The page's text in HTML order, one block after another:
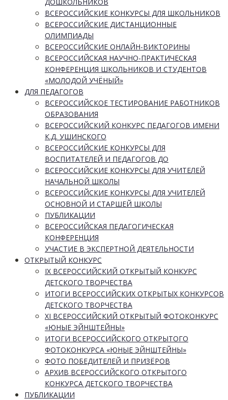
ВСЕРОССИЙСКИЕ КОНКУРСЫ ДЛЯ ШКОЛЬНИКОВ
ВСЕРОССИЙСКИЕ ДИСТАНЦИОННЫЕ
ОЛИМПИАДЫ
ВСЕРОССИЙСКИЕ ОНЛАЙН-ВИКТОРИНЫ
ВСЕРОССИЙСКАЯ НАУЧНО-ПРАКТИЧЕСКАЯ
КОНФЕРЕНЦИЯ ШКОЛЬНИКОВ И СТУДЕНТОВ
«МОЛОДОЙ УЧЁНЫЙ»
ДЛЯ ПЕДАГОГОВ
ВСЕРОССИЙСКОЕ ТЕСТИРОВАНИЕ РАБОТНИКОВ
ОБРАЗОВАНИЯ
ВСЕРОССИЙСКИЙ КОНКУРС ПЕДАГОГОВ ИМЕНИ
К.Д. УШИНСКОГО
ВСЕРОССИЙСКИЕ КОНКУРСЫ ДЛЯ
ВОСПИТАТЕЛЕЙ И ПЕДАГОГОВ ДО
ВСЕРОССИЙСКИЕ КОНКУРСЫ ДЛЯ УЧИТЕЛЕЙ
НАЧАЛЬНОЙ ШКОЛЫ
ВСЕРОССИЙСКИЕ КОНКУРСЫ ДЛЯ УЧИТЕЛЕЙ
ОСНОВНОЙ И СТАРШЕЙ ШКОЛЫ
ПУБЛИКАЦИИ
ВСЕРОССИЙСКАЯ ПЕДАГОГИЧЕСКАЯ
КОНФЕРЕНЦИЯ
УЧАСТИЕ В ЭКСПЕРТНОЙ ДЕЯТЕЛЬНОСТИ
ОТКРЫТЫЙ КОНКУРС
IX ВСЕРОССИЙСКИЙ ОТКРЫТЫЙ КОНКУРС
ДЕТСКОГО ТВОРЧЕСТВА
ИТОГИ ВСЕРОССИЙСКИХ ОТКРЫТЫХ КОНКУРСОВ
ДЕТСКОГО ТВОРЧЕСТВА
XI ВСЕРОССИЙСКИЙ ОТКРЫТЫЙ ФОТОКОНКУРС
«ЮНЫЕ ЭЙНШТЕЙНЫ»
ИТОГИ ВСЕРОССИЙСКОГО ОТКРЫТОГО
ФОТОКОНКУРСА «ЮНЫЕ ЭЙНШТЕЙНЫ»
ФОТО ПОБЕДИТЕЛЕЙ И ПРИЗЁРОВ
АРХИВ ВСЕРОССИЙСКОГО ОТКРЫТОГО
КОНКУРСА ДЕТСКОГО ТВОРЧЕСТВА
ПУБЛИКАЦИИ